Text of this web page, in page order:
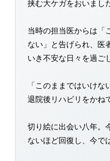
挟む大ケガをおいました
当時の担当医からは「
ない」と告げられ、医
いき不安な日々を過ご
「このままではいけな
退院後リハビリをかね
切り絵に出会い八年。
ないほど回復し、今で